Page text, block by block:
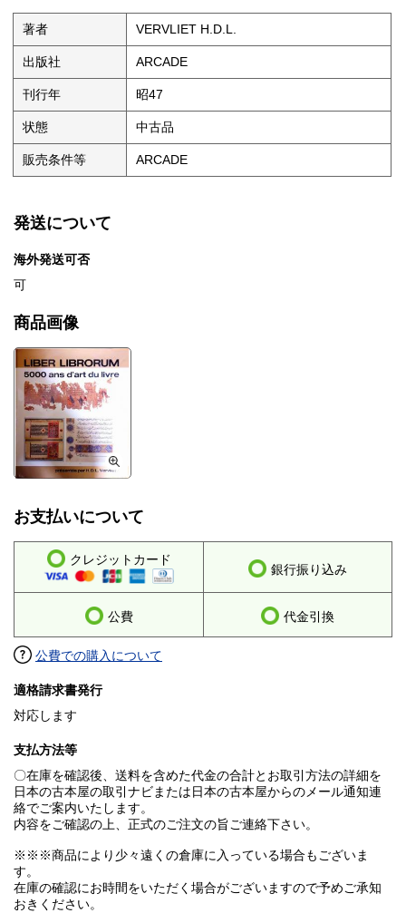
著者 VERVLIET H.D.L.
出版社 ARCADE
刊行年 昭47
状態 中古品
販売条件等 ARCADE
発送について
海外発送可否
可
商品画像
お支払いについて
クレジットカード
銀行振り込み
公費 代金引換
公費での購入について
適格請求書発行
対応します
支払方法等
〇在庫を確認後、送料を含めた代金の合計とお取引方法の詳細を
日本の古本屋の取引ナビまたは日本の古本屋からのメール通知連
絡でご案内いたします。
内容をご確認の上、正式のご注文の旨ご連絡下さい。
※※※商品により少々遠くの倉庫に入っている場合もございま
す。
在庫の確認にお時間をいただく場合がございますので予めご承知
おきください。